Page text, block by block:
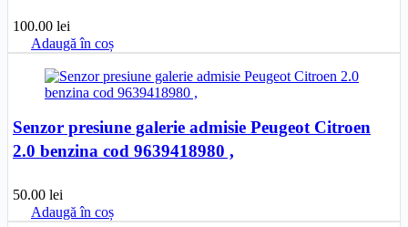
100.00 lei
Adaugă în coș
Senzor presiune galerie admisie Peugeot Citroen
2.0 benzina cod 9639418980 ,
50.00 lei
Adaugă în coș